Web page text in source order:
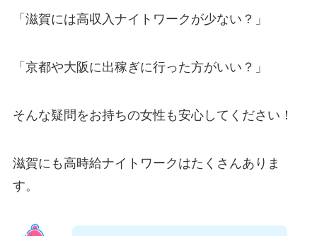
「滋賀には高収入ナイトワークが少ない？」
「京都や大阪に出稼ぎに行った方がいい？」
そんな疑問をお持ちの女性も安心してください！
滋賀にも高時給ナイトワークはたくさんありま
す。